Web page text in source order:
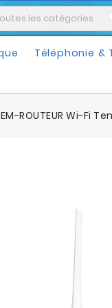
Téléphonie &
ROUTEUR Wi-Fi